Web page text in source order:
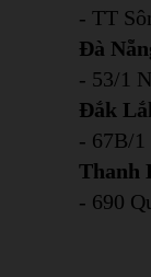
- TT
Đà
- 53/1
Đắk
- 67B/1
Thanh
- 690